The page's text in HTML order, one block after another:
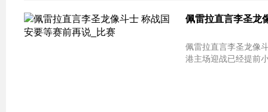
佩雷拉直言李圣龙
佩雷拉直言李圣龙像斗士 称战国安要
港主场迎战已经提前